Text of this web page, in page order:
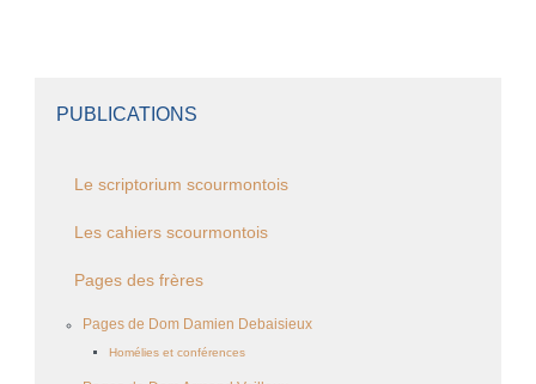
PUBLICATIONS
Le scriptorium scourmontois
Les cahiers scourmontois
Pages des frères
Pages de Dom Damien Debaisieux
Homélies et conférences